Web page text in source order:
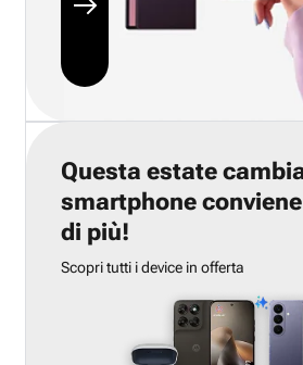
Questa estate
smartphone
di più!
Scopri tutti i device in offerta